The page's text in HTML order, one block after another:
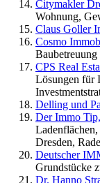
Citymakler
Wohnung,
Claus Goller
Cosmo
CPS Real
Lösungen für
Delling und
Der Immo
Dresden,
Deutscher
Grundstücke
Dr. Hanno